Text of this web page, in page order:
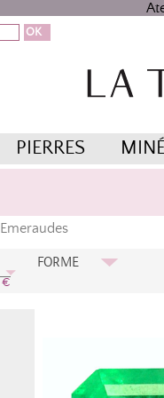
PIERRES
Emeraudes
€
FORME
Rectangle